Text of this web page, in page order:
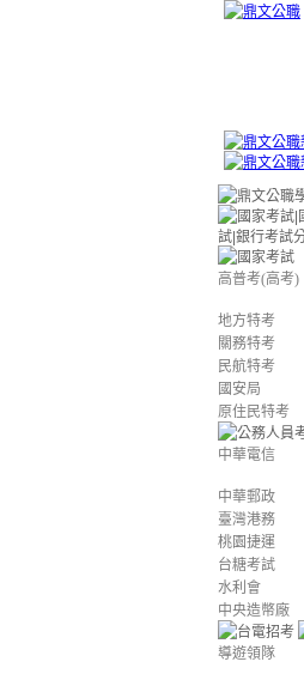
高普考(高考)
地方特考
關務特考
民航特考
國安局
原住民特考
中華電信
中華郵政
臺灣港務
桃園捷運
台糖考試
水利會
中央造幣廠
導遊領隊